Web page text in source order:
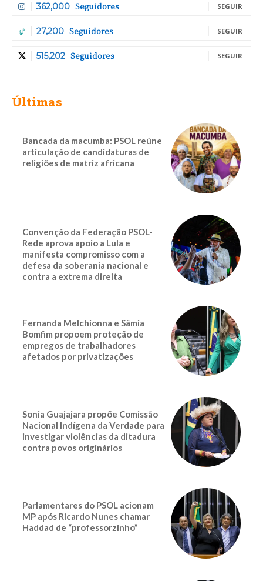
362,000 Seguidores SEGUIR
27,200 Seguidores SEGUIR
515,202 Seguidores SEGUIR
Últimas
Bancada da macumba: PSOL reúne
articulação de candidaturas de
religiões de matriz africana
Convenção da Federação PSOL-
Rede aprova apoio a Lula e
manifesta compromisso com a
defesa da soberania nacional e
contra a extrema direita
Fernanda Melchionna e Sâmia
Bomfim propoem proteção de
empregos de trabalhadores
afetados por privatizações
Sonia Guajajara propõe Comissão
Nacional Indígena da Verdade para
investigar violências da ditadura
contra povos originários
Parlamentares do PSOL acionam
MP após Ricardo Nunes chamar
Haddad de “professorzinho”